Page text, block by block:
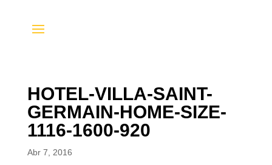
HOTEL-VILLA-SAINT-
GERMAIN-HOME-SIZE-
1116-1600-920
Abr 7, 2016